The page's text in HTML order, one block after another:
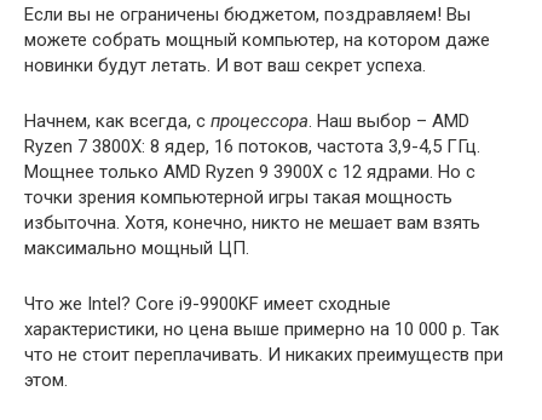
Если вы не ограничены бюджетом, поздравляем! Вы
можете собрать мощный компьютер, на котором даже
новинки будут летать. И вот ваш секрет успеха.
Начнем, как всегда, с процессора. Наш выбор – AMD
Ryzen 7 3800X: 8 ядер, 16 потоков, частота 3,9-4,5 ГГц.
Мощнее только AMD Ryzen 9 3900X с 12 ядрами. Но с
точки зрения компьютерной игры такая мощность
избыточна. Хотя, конечно, никто не мешает вам взять
максимально мощный ЦП.
Что же Intel? Core i9-9900KF имеет сходные
характеристики, но цена выше примерно на 10 000 р. Так
что не стоит переплачивать. И никаких преимуществ при
этом.